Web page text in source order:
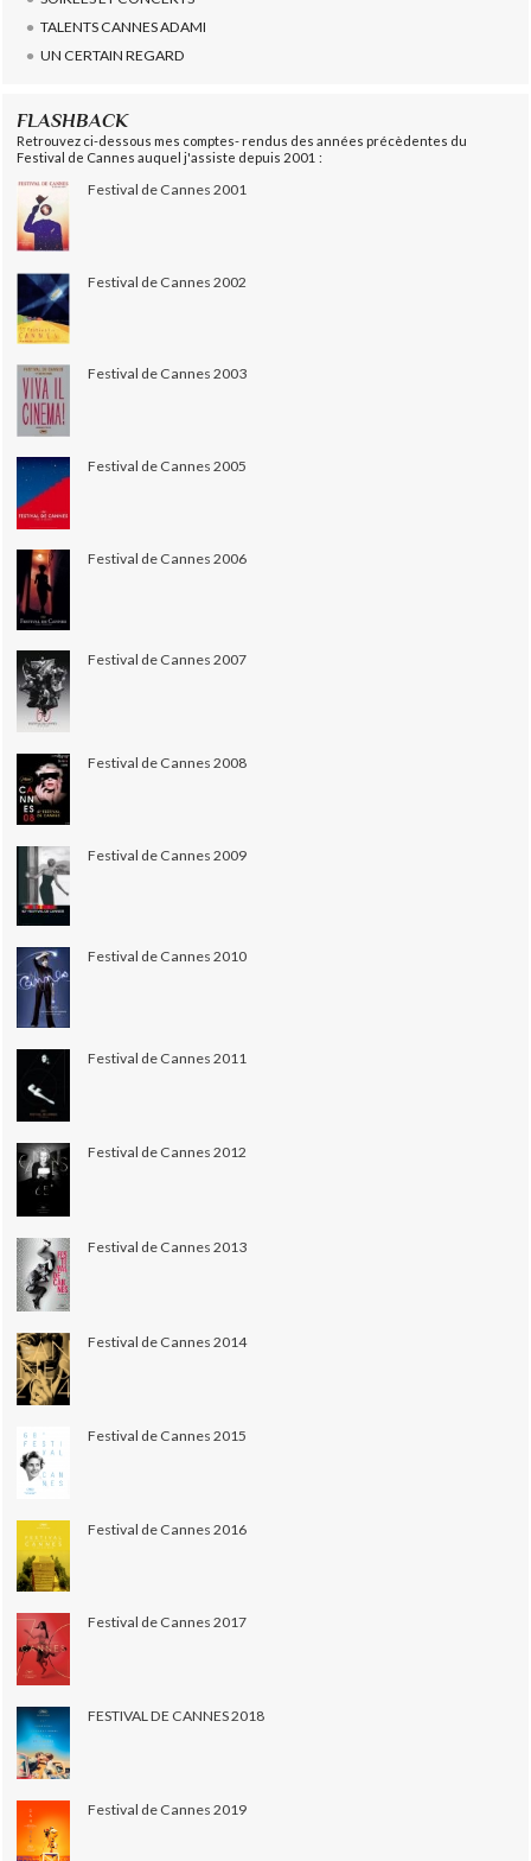
TALENTS CANNES ADAMI
UN CERTAIN REGARD
FLASHBACK
Retrouvez ci-dessous mes comptes- rendus des années précèdentes du
Festival de Cannes auquel j'assiste depuis 2001 :
Festival de Cannes 2001
Festival de Cannes 2002
Festival de Cannes 2003
Festival de Cannes 2005
Festival de Cannes 2006
Festival de Cannes 2007
Festival de Cannes 2008
Festival de Cannes 2009
Festival de Cannes 2010
Festival de Cannes 2011
Festival de Cannes 2012
Festival de Cannes 2013
Festival de Cannes 2014
Festival de Cannes 2015
Festival de Cannes 2016
Festival de Cannes 2017
FESTIVAL DE CANNES 2018
Festival de Cannes 2019